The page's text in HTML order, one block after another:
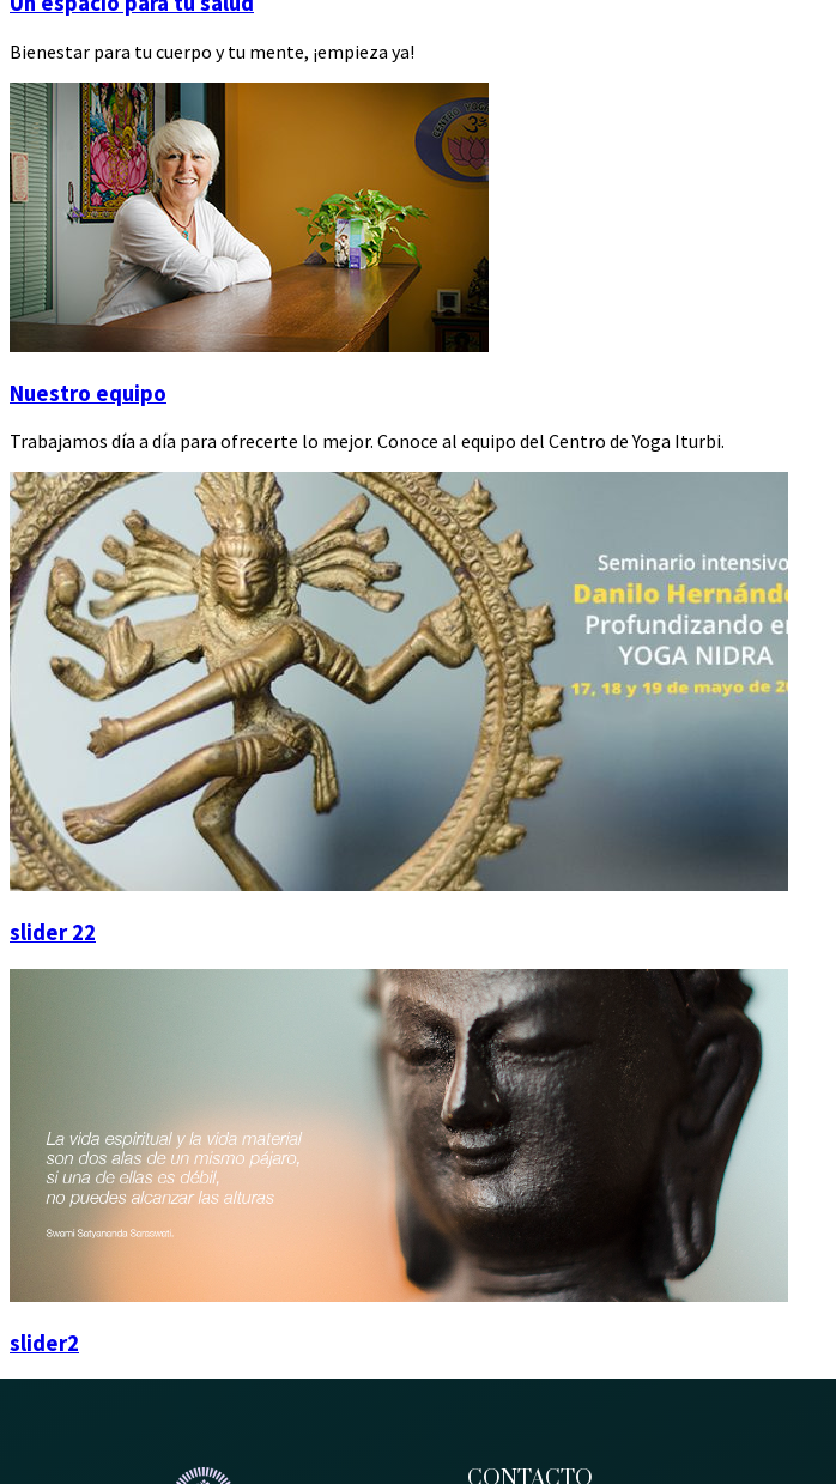
Bienestar para tu cuerpo y tu mente, ¡empieza ya!
Nuestro equipo
Trabajamos día a día para ofrecerte lo mejor. Conoce al equipo del Centro de Yoga Iturbi.
slider 22
slider2